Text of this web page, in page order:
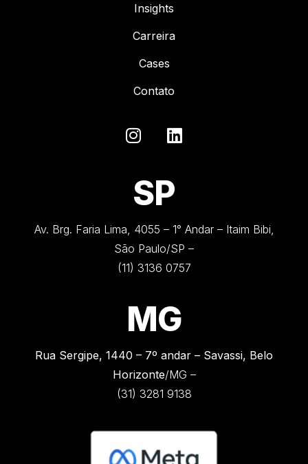
Insights
Carreira
Cases
Contato
SP
Av. Brg. Faria Lima, 4055 – 1° Andar – Itaim Bibi,
São Paulo/SP –
(11) 3136 0757
MG
Rua Sergipe, 1440 – 7º andar – Savassi, Belo
Horizonte/MG –
(31) 3281 9138